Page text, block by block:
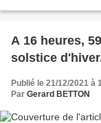
A 16 heures,
solstice
Publié le 21/12/2021 à
Par Gerard BETTON